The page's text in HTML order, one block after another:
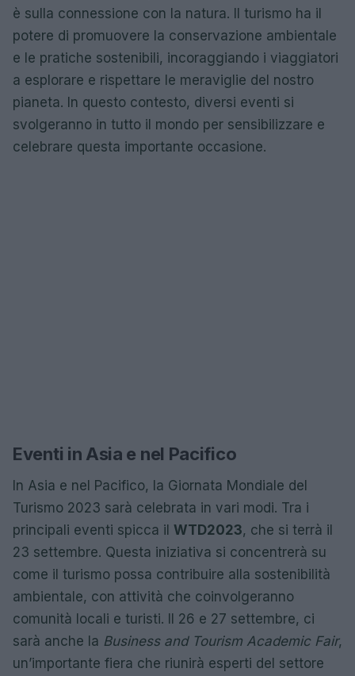
è sulla connessione con la natura. Il turismo ha il
potere di promuovere la conservazione ambientale
e le pratiche sostenibili, incoraggiando i viaggiatori
a esplorare e rispettare le meraviglie del nostro
pianeta. In questo contesto, diversi eventi si
svolgeranno in tutto il mondo per sensibilizzare e
celebrare questa importante occasione.
Eventi in Asia e nel Pacifico
In Asia e nel Pacifico, la Giornata Mondiale del
Turismo 2023 sarà celebrata in vari modi. Tra i
principali eventi spicca il WTD2023, che si terrà il
23 settembre. Questa iniziativa si concentrerà su
come il turismo possa contribuire alla sostenibilità
ambientale, con attività che coinvolgeranno
comunità locali e turisti. Il 26 e 27 settembre, ci
sarà anche la Business and Tourism Academic Fair,
un’importante fiera che riunirà esperti del settore